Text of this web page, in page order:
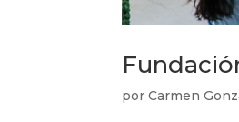
porCarmen